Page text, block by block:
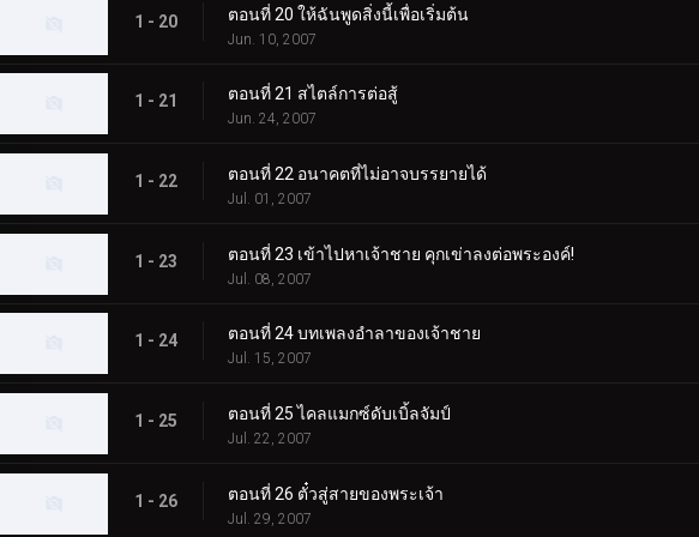
1 - 20 ตอนที่ 20 ให้ฉันพูดสิ่งนี้เพื่อเริ่มต้น
Jun. 10, 2007
1 - 21 ตอนที่ 21 สไตล์การต่อสู้
Jun. 24, 2007
1 - 22 ตอนที่ 22 อนาคตที่ไม่อาจบรรยายได้
Jul. 01, 2007
1 - 23 ตอนที่ 23 เข้าไปหาเจ้าชาย คุกเข่าลงต่อพระองค์!
Jul. 08, 2007
1 - 24 ตอนที่ 24 บทเพลงอำลาของเจ้าชาย
Jul. 15, 2007
1 - 25 ตอนที่ 25 ไคลแมกซ์ดับเบิ้ลจัมป์
Jul. 22, 2007
1 - 26 ตอนที่ 26 ตั๋วสู่สายของพระเจ้า
Jul. 29, 2007